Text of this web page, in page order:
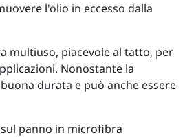
l'olio in eccesso dalla
multiuso, piacevole al tatto, per
Nonostante la
durata e può anche essere
panno in microfibra